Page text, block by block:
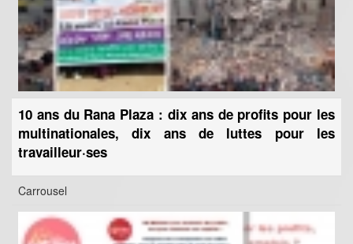
10 ans du Rana Plaza : dix ans de profits pour les
multinationales, dix ans de luttes pour les
travailleur·ses
Carrousel